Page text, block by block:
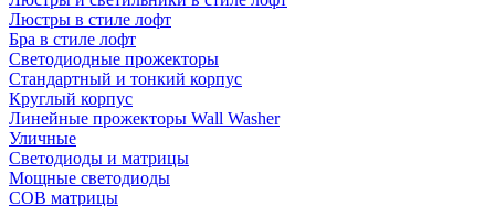
Люстры в стиле лофт
Бра в стиле лофт
Светодиодные прожекторы
Стандартный и тонкий корпус
Круглый корпус
Линейные прожекторы Wall Washer
Уличные
Светодиоды и матрицы
Мощные светодиоды
COB матрицы